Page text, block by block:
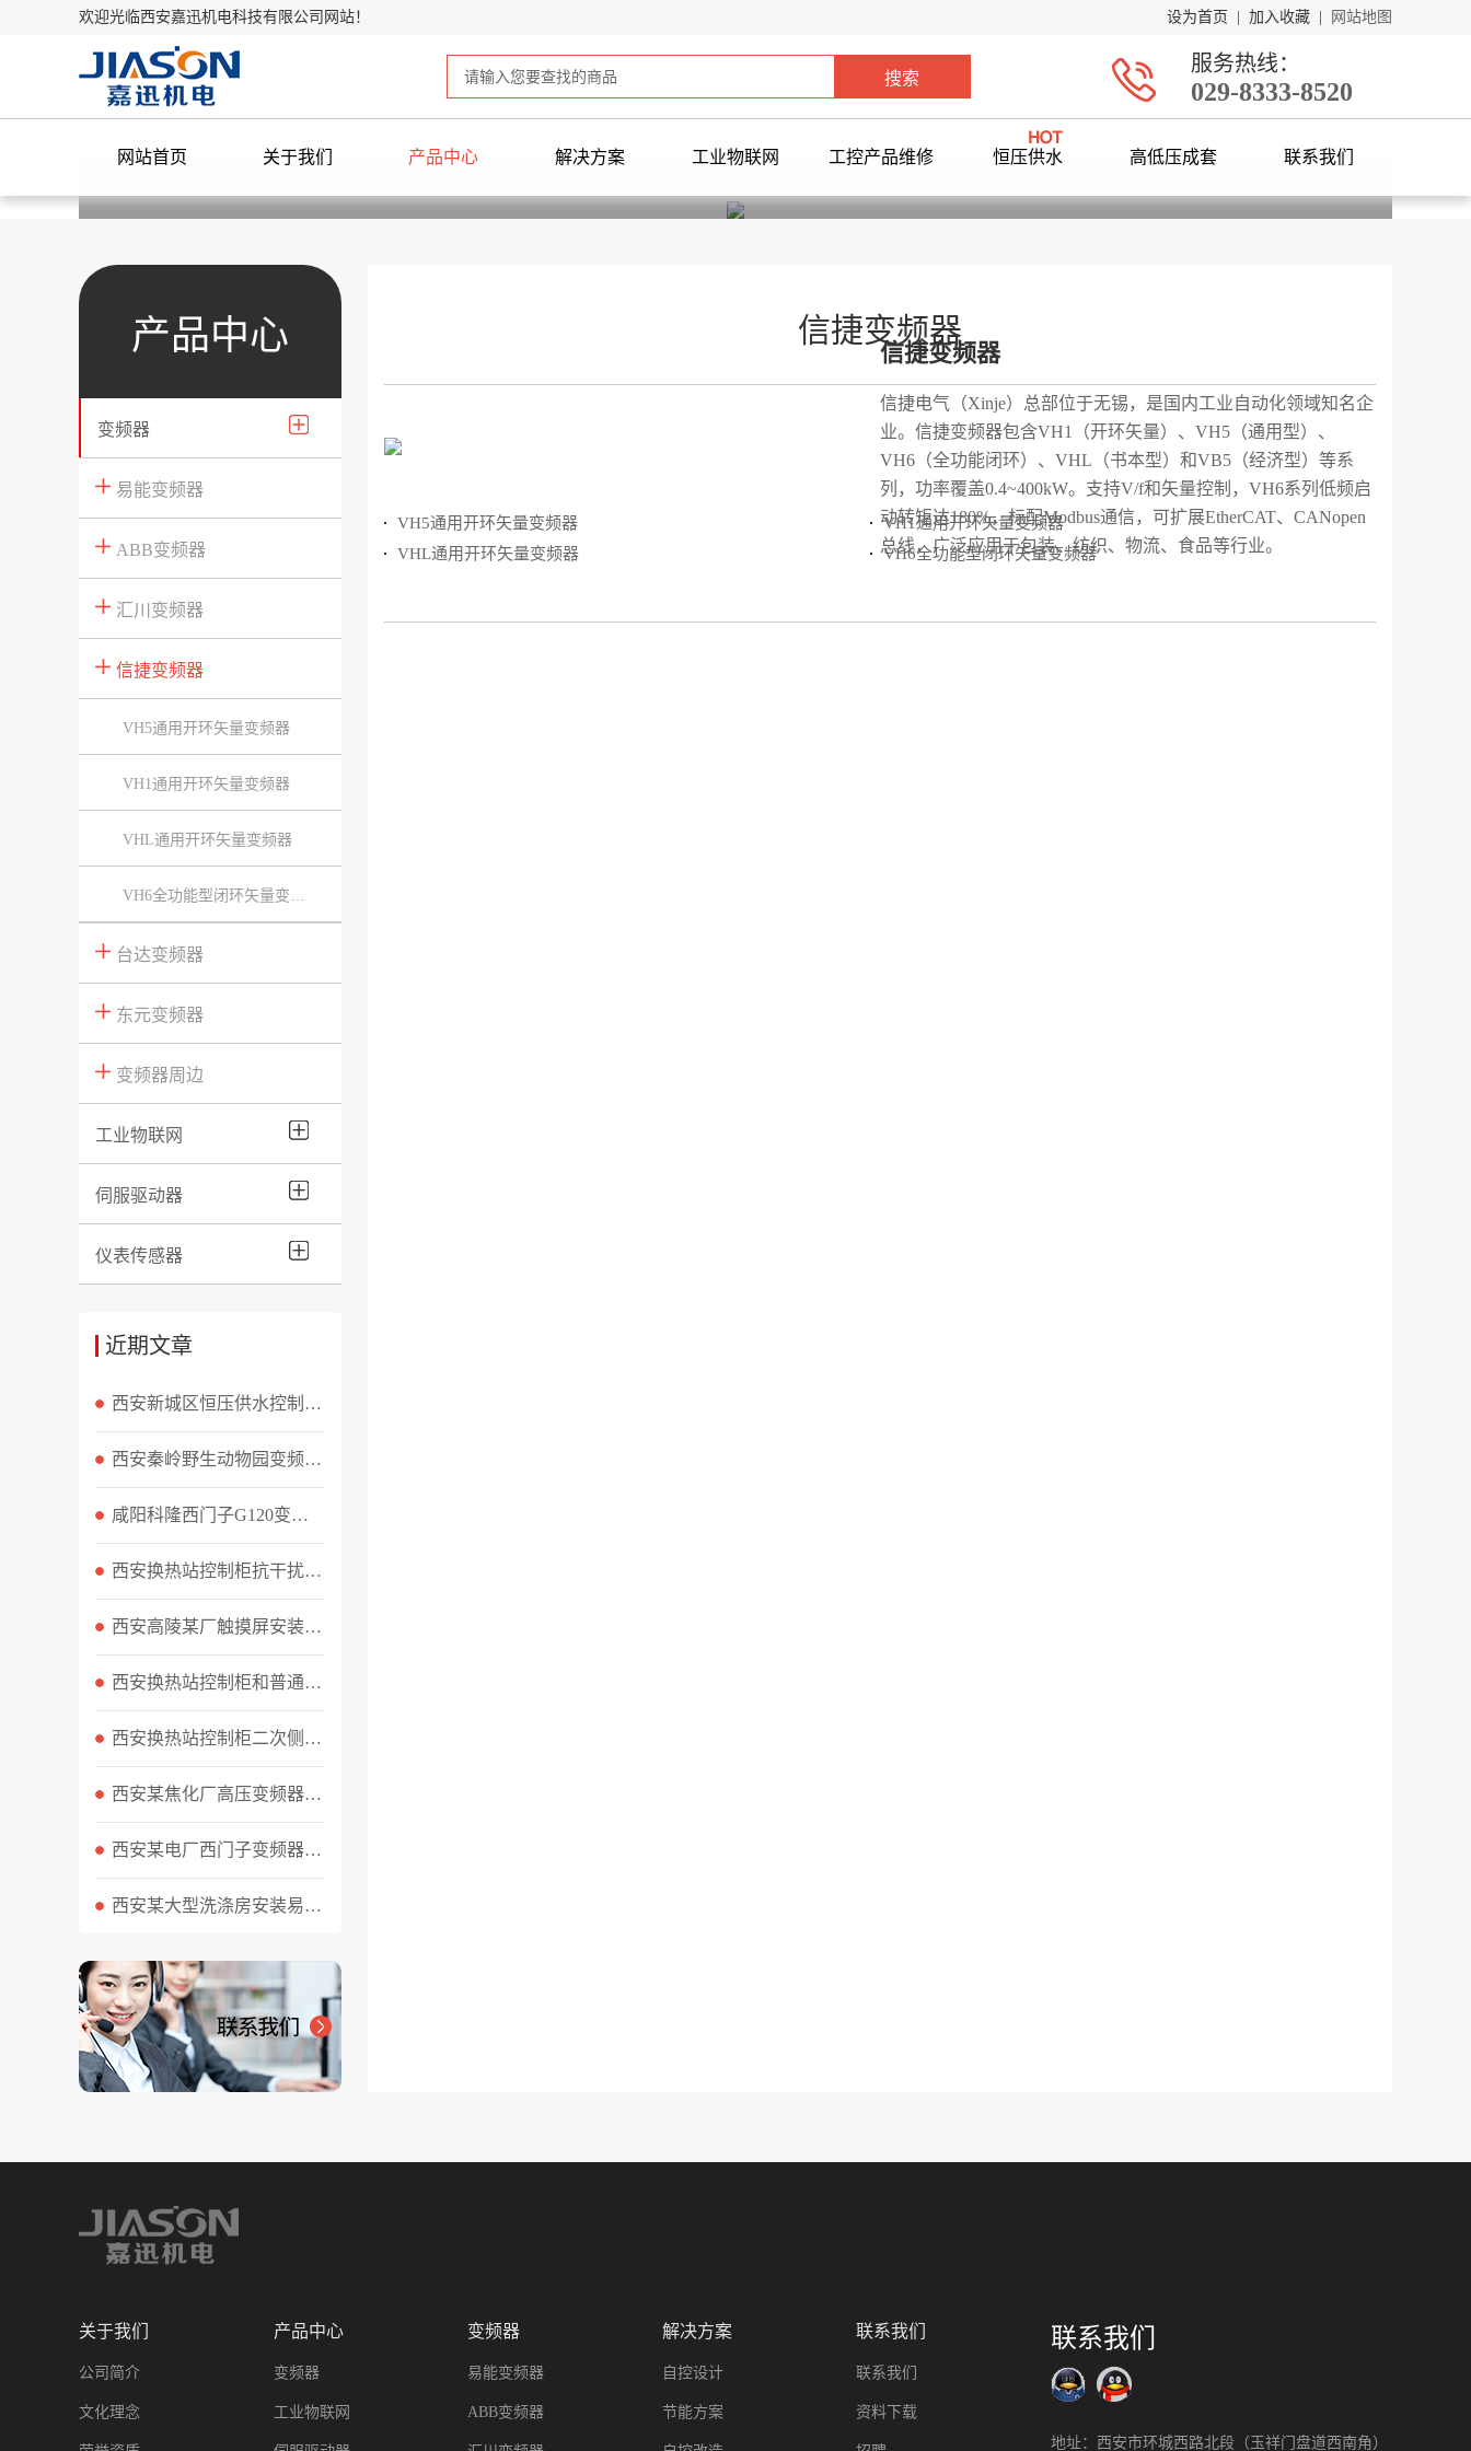
欢迎光临西安嘉迅机电科技有限公司网站！ 设为首页 加入收藏 网站地图
服务热线：
029-8333-8520
网站首页 关于我们 产品中心 解决方案 工业物联网 工控产品维修 恒压供水 高低压成套
联系我们
产品中心
变频器
易能变频器
ABB变频器
汇川变频器
信捷变频器
VH5通用开环矢量变频器
VH1通用开环矢量变频器
VHL通用开环矢量变频器
台达变频器
东元变频器
变频器周边
工业物联网
伺服驱动器
仪表传感器
近期文章
西安新城区恒压供水控制柜无法恒压？三处隐患排查实录
西安秦岭野生动物园变频器输出缺相故障排查记录
咸阳科隆西门子G120变频器F30004过载故障现场维修实录
西安换热站控制柜抗干扰措施都有哪些
西安高陵某厂触摸屏安装与变频器调试实录
西安换热站控制柜和普通水泵控制柜区别？
西安换热站控制柜二次侧超压怎么处理
西安某焦化厂高压变频器维修工作顺利完成
西安某电厂西门子变频器维修案例
西安某大型洗涤房安装易能EN600变频器调试实际案例
信捷变频器
信捷变频器
信捷电气（Xinje）总部位于无锡，是国内工业自动化领域知名企
业。信捷变频器包含VH1（开环矢量）、VH5（通用型）、
VH6（全功能闭环）、VHL（书本型）和VB5（经济型）等系
列，功率覆盖0.4~400kW。支持V/f和矢量控制，VH6系列低频启
动转矩达180%，标配Modbus通信，可扩展EtherCAT、CANopen
总线，广泛应用于包装、纺织、物流、食品等行业。
VH5通用开环矢量变频器
VH1通用开环矢量变频器
VHL通用开环矢量变频器
VH6全功能型闭环矢量变频器
关于我们
公司简介
文化理念
产品中心
变频器
工业物联网
变频器
易能变频器
ABB变频器
解决方案
自控设计
节能方案
联系我们
联系我们
资料下载
联系我们
地址：西安市环城西路北段（玉祥门盘道西南角）